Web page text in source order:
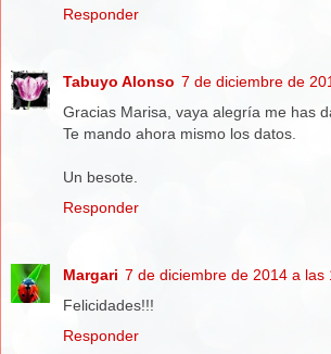
Responder
Tabuyo Alonso 7 de diciembre de
Gracias Marisa, vaya alegría me has
Te mando ahora mismo los datos.
Un besote.
Responder
Margari 7 de diciembre de 2014 a las
Felicidades!!!
Responder